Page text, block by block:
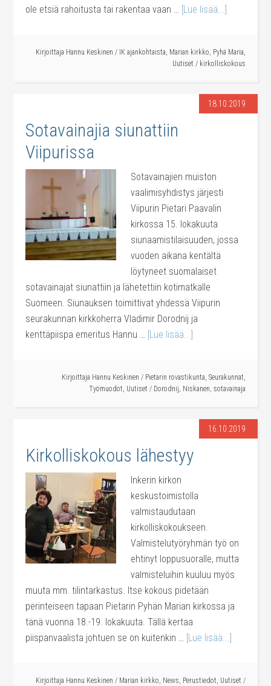
ole etsiä rahoitusta tai rakentaa vaan … [Lue lisää...]
Kirjoittaja Hannu Keskinen / IK ajankohtaista, Marian kirkko, Pyhä Maria,
Uutiset / kirkolliskokous
18.10.2019
Sotavainajia siunattiin
Viipurissa
Sotavainajien muiston
vaalimisyhdistys järjesti
Viipurin Pietari Paavalin
kirkossa 15. lokakuuta
siunaamistilaisuuden, jossa
vuoden aikana kentältä
löytyneet suomalaiset
sotavainajat siunattiin ja lähetettiin kotimatkalle
Suomeen. Siunauksen toimittivat yhdessä Viipurin
seurakunnan kirkkoherra Vladimir Dorodnij ja
kenttäpiispa emeritus Hannu … [Lue lisää...]
Kirjoittaja Hannu Keskinen / Pietarin rovastikunta, Seurakunnat,
Työmuodot, Uutiset / Dorodnij, Niskanen, sotavainaja
16.10.2019
Kirkolliskokous lähestyy
Inkerin kirkon
keskustoimistolla
valmistaudutaan
kirkolliskokoukseen.
Valmistelutyöryhmän työ on
ehtinyt loppusuoralle, mutta
valmisteluihin kuuluu myös
muuta mm. tilintarkastus. Itse kokous pidetään
perinteiseen tapaan Pietarin Pyhän Marian kirkossa ja
tänä vuonna 18.-19. lokakuuta. Tällä kertaa
piispanvaalista johtuen se on kuitenkin … [Lue lisää...]
Kirjoittaja Hannu Keskinen / Marian kirkko, News, Perustiedot, Uutiset /